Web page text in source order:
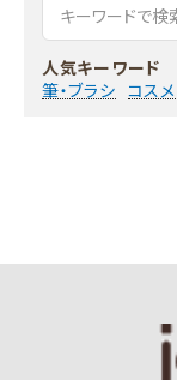
人気キーワード
筆・ブラシ コスメ